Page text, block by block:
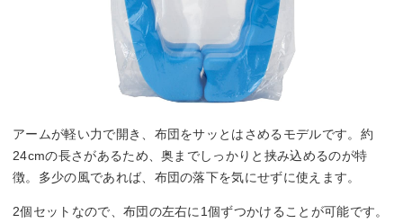
アームが軽い力で開き、布団をサッとはさめるモデルです。約
24cmの長さがあるため、奥までしっかりと挟み込めるのが特
徴。多少の風であれば、布団の落下を気にせずに使えます。
2個セットなので、布団の左右に1個ずつかけることが可能です。